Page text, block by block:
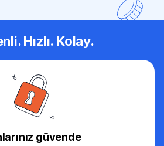
Hızlı. Kolay.
güvende